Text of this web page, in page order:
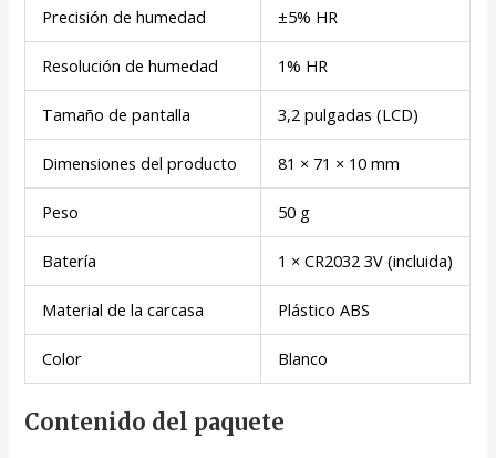
Precisión de humedad ±5% HR
Resolución de humedad 1% HR
Tamaño de pantalla 3,2 pulgadas (LCD)
Dimensiones del producto 81 × 71 × 10 mm
Peso 50 g
Batería 1 × CR2032 3V (incluida)
Material de la carcasa Plástico ABS
Color Blanco
Contenido del paquete